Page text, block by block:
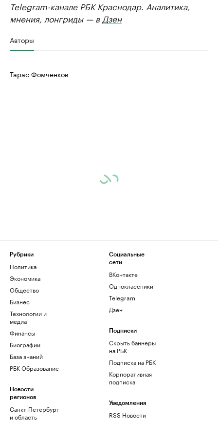
Telegram-канале РБК Краснодар. Аналитика,
мнения, лонгриды — в Дзен
Авторы
Тарас Фомченков
Рубрики
Политика
Экономика
Общество
Бизнес
Технологии и
медиа
Финансы
Биографии
База знаний
РБК Образование
Новости
регионов
Санкт-Петербург
и область
Социальные
сети
ВКонтакте
Одноклассники
Telegram
Дзен
Подписки
Скрыть баннеры
на РБК
Подписка на РБК
Корпоративная
подписка
Уведомления
RSS Новости